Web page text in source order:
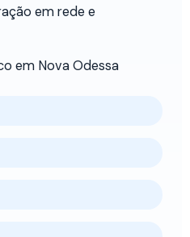
em rede e
em Nova Odessa